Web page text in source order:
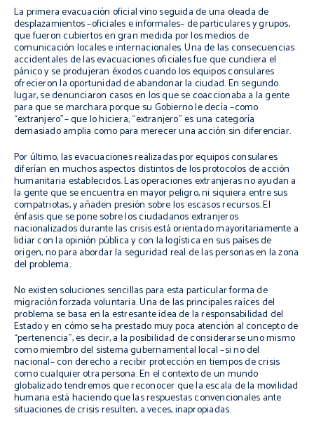
La primera evacuación oficial vino seguida de una oleada de
desplazamientos –oficiales e informales– de particulares y grupos,
que fueron cubiertos en gran medida por los medios de
comunicación locales e internacionales. Una de las consecuencias
accidentales de las evacuaciones oficiales fue que cundiera el
pánico y se produjeran éxodos cuando los equipos consulares
ofrecieron la oportunidad de abandonar la ciudad. En segundo
lugar, se denunciaron casos en los que se coaccionaba a la gente
para que se marchara porque su Gobierno le decía –como
“extranjero”– que lo hiciera; “extranjero” es una categoría
demasiado amplia como para merecer una acción sin diferenciar.
Por último, las evacuaciones realizadas por equipos consulares
diferían en muchos aspectos distintos de los protocolos de acción
humanitaria establecidos. Las operaciones extranjeras no ayudan a
la gente que se encuentra en mayor peligro, ni siquiera entre sus
compatriotas, y añaden presión sobre los escasos recursos. El
énfasis que se pone sobre los ciudadanos extranjeros
nacionalizados durante las crisis está orientado mayoritariamente a
lidiar con la opinión pública y con la logística en sus países de
origen, no para abordar la seguridad real de las personas en la zona
del problema.
No existen soluciones sencillas para esta particular forma de
migración forzada voluntaria. Una de las principales raíces del
problema se basa en la estresante idea de la responsabilidad del
Estado y en cómo se ha prestado muy poca atención al concepto de
“pertenencia”, es decir, a la posibilidad de considerarse uno mismo
como miembro del sistema gubernamental local –si no del
nacional– con derecho a recibir protección en tiempos de crisis
como cualquier otra persona. En el contexto de un mundo
globalizado tendremos que reconocer que la escala de la movilidad
humana está haciendo que las respuestas convencionales ante
situaciones de crisis resulten, a veces, inapropiadas.